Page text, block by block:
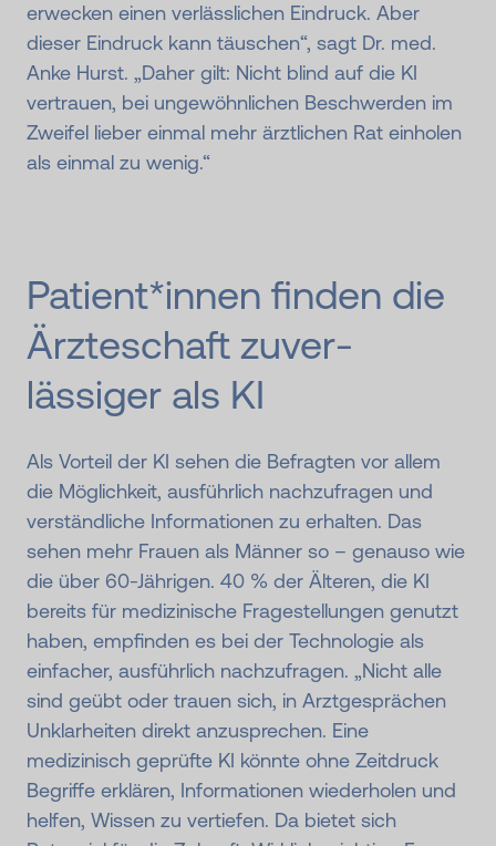
erwecken einen verlässlichen Eindruck. Aber
dieser Eindruck kann täuschen“, sagt Dr. med.
Anke Hurst. „Daher gilt: Nicht blind auf die KI
vertrauen, bei ungewöhnlichen Beschwerden im
Zweifel lieber einmal mehr ärztlichen Rat einholen
als einmal zu wenig.“
Patient*innen finden die
Ärzte­schaft zu­ver­
lässiger als KI
Als Vorteil der KI sehen die Befragten vor allem
die Möglichkeit, ausführlich nachzufragen und
verständliche Informationen zu erhalten. Das
sehen mehr Frauen als Männer so – genauso wie
die über 60-Jährigen. 40 % der Älteren, die KI
bereits für medizinische Fragestellungen genutzt
haben, empfinden es bei der Technologie als
einfacher, ausführlich nachzufragen. „Nicht alle
sind geübt oder trauen sich, in Arztgesprächen
Unklarheiten direkt anzusprechen. Eine
medizinisch geprüfte KI könnte ohne Zeitdruck
Begriffe erklären, Informationen wiederholen und
helfen, Wissen zu vertiefen. Da bietet sich